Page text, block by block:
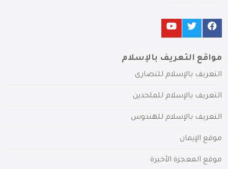
مواقع التعريف بالإسلام
التعريف بالإسلام للنصارى
التعريف بالإسلام للملحدين
التعريف بالإسلام للهندوس
موقع الإيمان
موقع المعجزة الأخيرة